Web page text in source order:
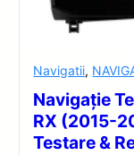
Navigatii,
Navigație
RX (2015-
Testare &